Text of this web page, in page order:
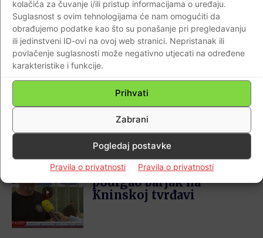
kolačića za čuvanje i/ili pristup informacijama o uređaju.
Suglasnost s ovim tehnologijama će nam omogućiti da
obrađujemo podatke kao što su ponašanje pri pregledavanju
ili jedinstveni ID-ovi na ovoj web stranici. Nepristanak ili
povlačenje suglasnosti može negativno utjecati na određene
karakteristike i funkcije.
Prihvati
Zabrani
Pogledaj postavke
Pravila o privatnosti Pravila o privatnosti
Janjevskoj na kojem je i bila pucnjava.
D.K.
Najnovije
Vitez Generacije slobode
podigao barjak na
Kninskoj tvrđavi